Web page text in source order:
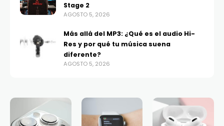
Stage 2
AGOSTO 5, 2026
Más allá del MP3: ¿Qué es el audio Hi-
Res y por qué tu música suena
diferente?
AGOSTO 5, 2026